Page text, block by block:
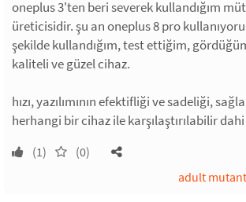
oneplus 3'ten beri severek kullandığım
üreticisidir. şu an oneplus 8 pro
şekilde kullandığım, test ettiğim,
kaliteli ve güzel cihaz.
hızı, yazılımının efektifliği ve sadeliği,
herhangi bir cihaz ile karşılaştırılabilir
(1) (0)
adult